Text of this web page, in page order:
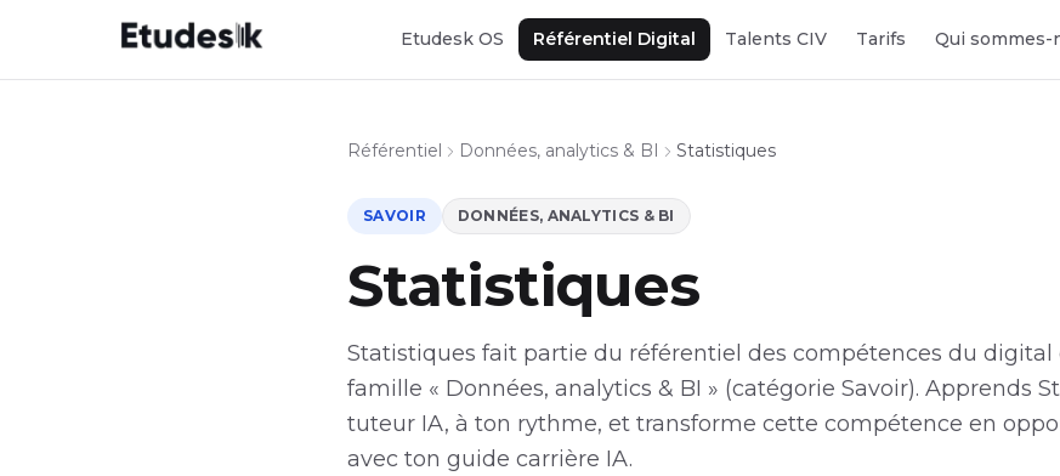
Etudesk OS Référentiel Digital Talents CIV Tarifs Qui sommes-
Référentiel Données, analytics & BI Statistiques
SAVOIR DONNÉES, ANALYTICS & BI
Statistiques
Statistiques fait partie du référentiel des compétences du digital
famille « Données, analytics & BI » (catégorie Savoir). Apprends
tuteur IA, à ton rythme, et transforme cette compétence en
avec ton guide carrière IA.